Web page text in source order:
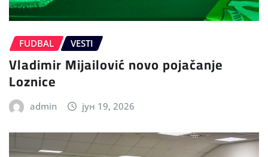
FUDBAL VESTI
Vladimir Mijailović novo pojačanje
Loznice
admin јун 19, 2026